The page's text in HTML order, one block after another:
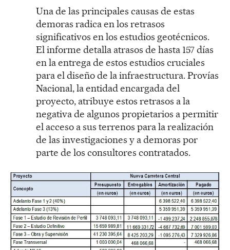
Una de las principales causas de estas
demoras radica en los retrasos
significativos en los estudios geotécnicos.
El informe detalla atrasos de hasta 157 días
en la entrega de estos estudios cruciales
para el diseño de la infraestructura. Provías
Nacional, la entidad encargada del
proyecto, atribuye estos retrasos a la
negativa de algunos propietarios a permitir
el acceso a sus terrenos para la realización
de las investigaciones y a demoras por
parte de los consultores contratados.